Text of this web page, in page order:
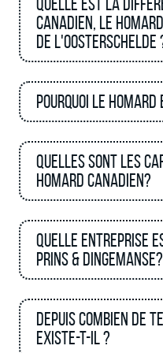
canadien, le
de l'Oosterschelde
Pourquoi le
Quelles sont les
homard canadien?
Quelle entreprise
Prins & Dingemanse?
Depuis combien de
existe-t-il ?